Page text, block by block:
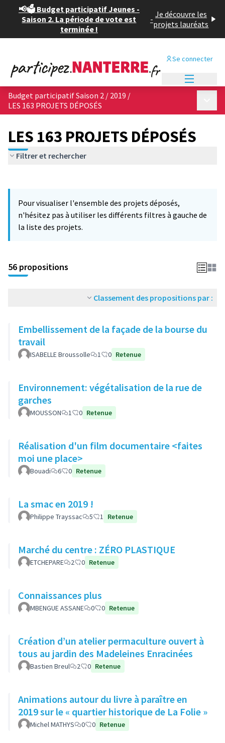
📢🗳️ Budget participatif Jeunes -
Saison 2. La période de vote est
terminée !
- Je découvre les
projets lauréats
Se connecter
Budget participatif Saison 2 / 2019 /
LES 163 PROJETS DÉPOSÉS
LES 163 PROJETS DÉPOSÉS
Filtrer et rechercher
−
Pour visualiser l'ensemble des projets déposés,
n'hésitez pas à utiliser les différents filtres à gauche de
la liste des projets.
56 propositions
Classement des propositions par :
Embellissement de la façade de la bourse du
travail
ISABELLE Broussolle 1 0 Retenue
Environnement: végétalisation de la rue de
garches
MOUSSON 1 0 Retenue
Réalisation d'un film documentaire <faites
moi une place>
Bouadi 6 0 Retenue
La smac en 2019 !
Philippe Trayssac 5 1 Retenue
Marché du centre : ZÉRO PLASTIQUE
ETCHEPARE 2 0 Retenue
Connaissances plus
MBENGUE ASSANE 0 0 Retenue
Création d’un atelier permaculture ouvert à
tous au jardin des Madeleines Enracinées
Bastien Breul 2 0 Retenue
Animations autour du livre à paraître en
2019 sur le « quartier historique de La Folie »
Michel MATHYS 0 0 Retenue